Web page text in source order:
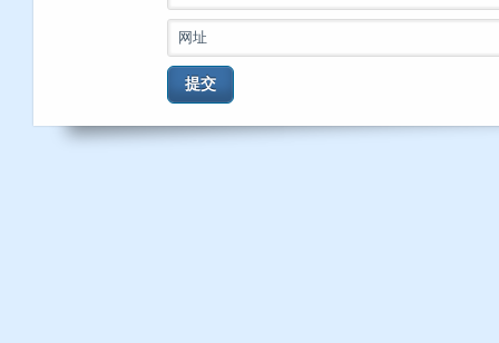
网址
提交